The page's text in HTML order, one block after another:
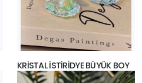
KRİSTAL İSTİRİDYE BÜYÜK BOY